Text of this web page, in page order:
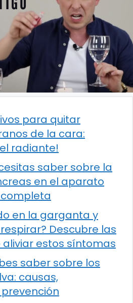
para quitar
de la cara:
radiante!
saber sobre la
en el aparato
en la garganta y
Descubre las
estos síntomas
saber sobre los
causas,